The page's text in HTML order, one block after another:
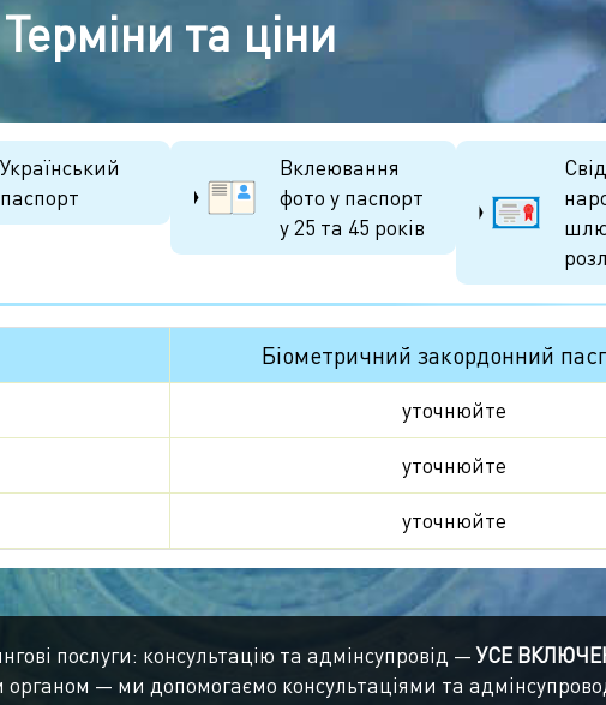
Терміни та ціни
Український
паспорт
Вклеювання
фото у паспорт
у 25 та 45 років
Біометричний закордонний
уточнюйте
уточнюйте
уточнюйте
послуги: консультацію та адмінсупровід —УСЕ
— ми допомогаємо консультаціями та